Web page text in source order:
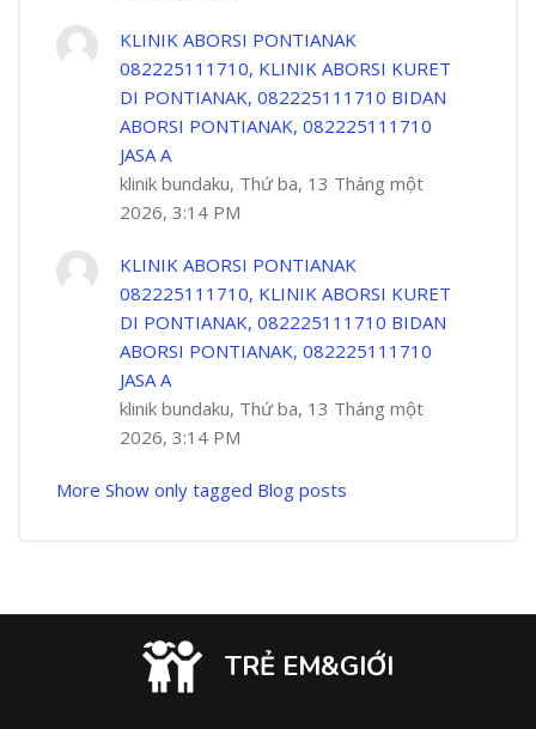
KLINIK ABORSI PONTIANAK
082225111710, KLINIK ABORSI KURET
DI PONTIANAK, 082225111710 BIDAN
ABORSI PONTIANAK, 082225111710
JASA A
klinik bundaku, Thứ ba, 13 Tháng một
2026, 3:14 PM
KLINIK ABORSI PONTIANAK
082225111710, KLINIK ABORSI KURET
DI PONTIANAK, 082225111710 BIDAN
ABORSI PONTIANAK, 082225111710
JASA A
klinik bundaku, Thứ ba, 13 Tháng một
2026, 3:14 PM
More Show only tagged Blog posts
TRẺ EM&GIỚI